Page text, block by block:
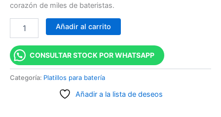
corazón de miles de bateristas.
Añadir al carrito
CONSULTAR STOCK POR WHATSAPP
Categoría: Platillos para batería
Añadir a la lista de deseos